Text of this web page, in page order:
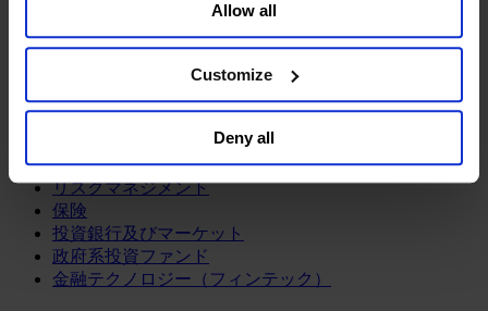
Sell or Share My Personal Information” in the footer of
the website. You must opt-out of each device and each
browser. For additional information and retention terms
general collection and use of personal information see
Allow all
Customize
Deny all
金融サービス
アセットマネジメント
インフラ事業
ウェルスマネジメント
デジタル資産、暗号資産、Web3
プライベート・エクイティ
リスクマネジメント
保険
投資銀行及びマーケット
政府系投資ファンド
金融テクノロジー（フィンテック）